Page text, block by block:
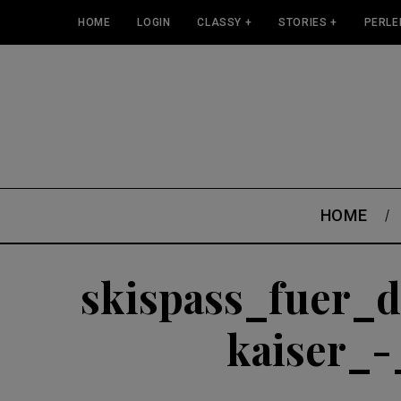
HOME LOGIN CLASSY + STORIES +
HOME